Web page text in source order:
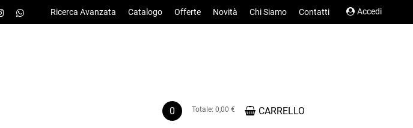
Ricerca Avanzata Catalogo Offerte Novità Chi Siamo Contatti Accedi
0 Totale:0,00 € CARRELLO